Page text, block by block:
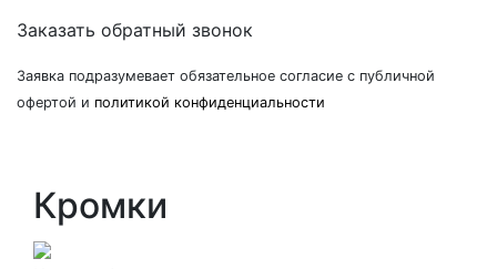
Заказать обратный звонок
Заявка подразумевает обязательное согласие с публичной
офертой и политикой конфиденциальности
Кромки